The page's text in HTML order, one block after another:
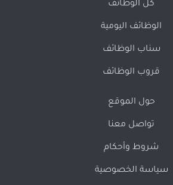
كل الوظائف
الوظائف اليومية
سناب الوظائف
قروب الوظائف
حول الموقع
تواصل معنا
شروط وأحكام
سياسة الخصوصية